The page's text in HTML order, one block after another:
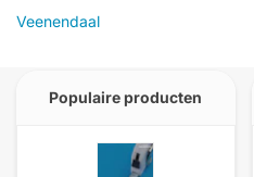
Veenendaal
Populaire producten